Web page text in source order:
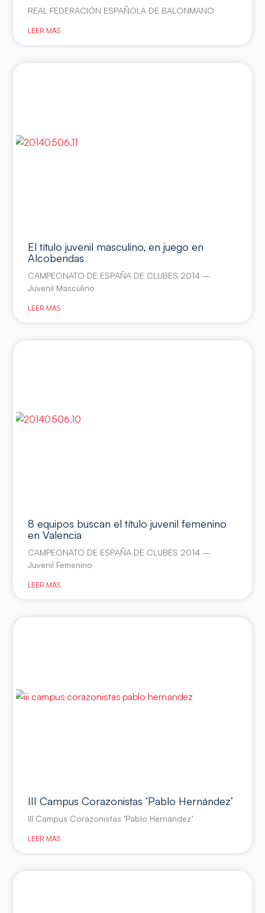
REAL FEDERACIÓN ESPAÑOLA DE BALONMANO
LEER MÁS
El título juvenil masculino, en juego en
Alcobendas
CAMPEONATO DE ESPAÑA DE CLUBES 2014 –
Juvenil Masculino
LEER MÁS
8 equipos buscan el título juvenil femenino
en Valencia
CAMPEONATO DE ESPAÑA DE CLUBES 2014 –
Juvenil Femenino
LEER MÁS
III Campus Corazonistas ‘Pablo Hernández’
III Campus Corazonistas ‘Pablo Hernández’
LEER MÁS